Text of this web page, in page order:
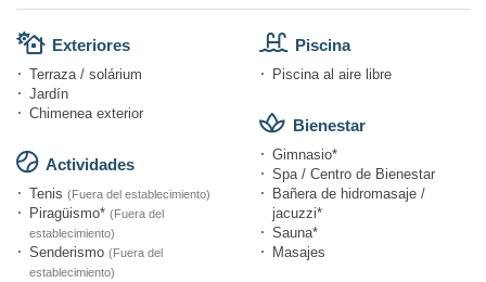
Exteriores
Terraza / solárium
Jardín
Chimenea exterior
Actividades
Tenis (Fuera del establecimiento)
Piragüismo* (Fuera del
establecimiento)
Senderismo (Fuera del
establecimiento)
Piscina
Piscina al aire libre
Bienestar
Gimnasio*
Spa / Centro de Bienestar
Bañera de hidromasaje /
jacuzzi*
Sauna*
Masajes